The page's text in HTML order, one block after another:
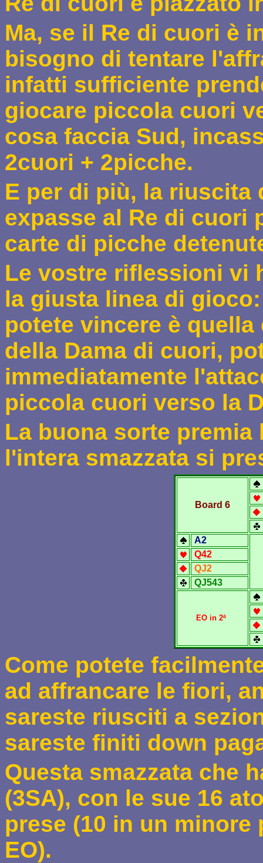
Ma, se il Re di cuori è
bisogno di tentare
infatti sufficiente
giocare piccola cuori
cosa faccia Sud,
2cuori + 2picche.
E per di più, la riuscita
expasse al Re di cuori
carte di picche
Le vostre riflessioni vi
la giusta linea di
potete vincere è
della Dama di cuori,
immediatamente
piccola cuori verso la
La buona sorte
l'intera smazzata si
Board 6
A2
Q42
QJ2
QJ543
EO in 2ª
Come potete
ad affrancare le fiori,
sareste riusciti a
sareste finiti down
Questa smazzata che
(3SA), con le sue 16
prese (10 in un minore
EO).